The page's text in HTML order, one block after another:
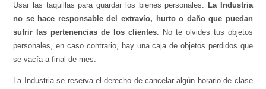
Usar las taquillas para guardar los bienes personales. La Industria
no se hace responsable del extravío, hurto o daño que puedan
sufrir las pertenencias de los clientes. No te olvides tus objetos
personales, en caso contrario, hay una caja de objetos perdidos que
se vacía a final de mes.
La Industria se reserva el derecho de cancelar algún horario de clase